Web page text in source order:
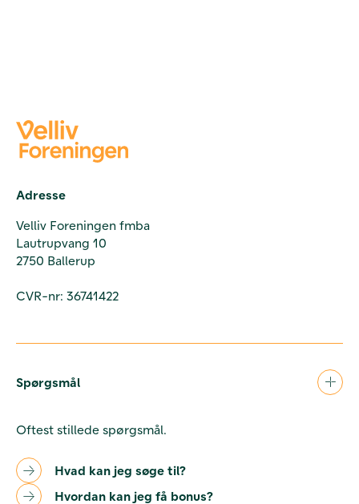
Adresse
Velliv Foreningen fmba
Lautrupvang 10
2750 Ballerup
CVR-nr: 36741422
Spørgsmål
Oftest stillede spørgsmål.
Hvad kan jeg søge til?
Hvordan kan jeg få bonus?